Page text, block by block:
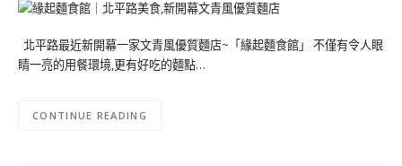
北平路最近新開幕一家文青風優質麵店~「緣起麵食館」 不僅有令人眼
睛一亮的用餐環境,更有好吃的麵點…
CONTINUE READING